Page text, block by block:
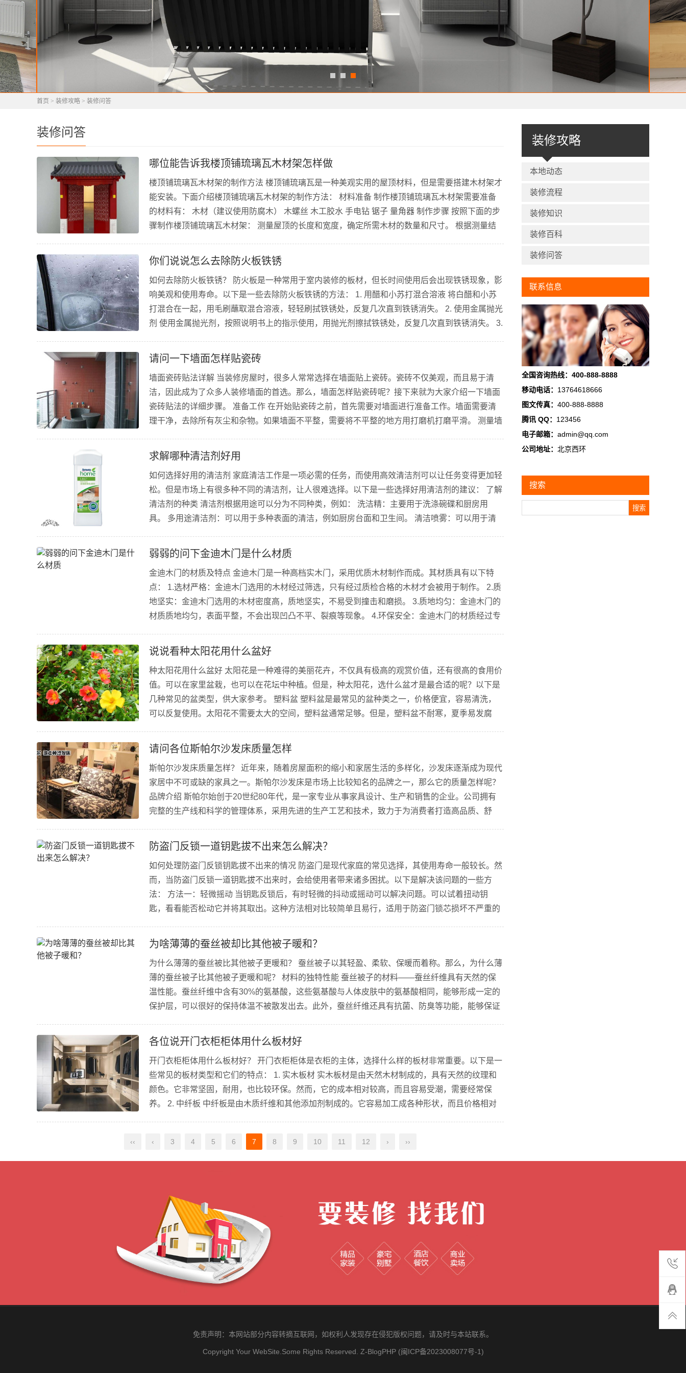
首页 > 装修攻略 > 装修问答
装修攻略
本地动态
装修流程
装修知识
装修百科
装修问答
联系信息
全国咨询热线：400-888-8888
移动电话： 13764618666
图文传真： 400-888-8888
腾讯 QQ： 123456
电子邮箱： admin@qq.com
公司地址： 北京西环
搜索
装修问答
哪位能告诉我楼顶铺琉璃瓦木材架怎样做
楼顶铺琉璃瓦木材架的制作方法 楼顶铺琉璃瓦是一种美观实用的屋顶材料，但是需要搭建木材架才
能安装。下面介绍楼顶铺琉璃瓦木材架的制作方法： 材料准备 制作楼顶铺琉璃瓦木材架需要准备
的材料有： 木材（建议使用防腐木） 木螺丝 木工胶水 手电钻 锯子 量角器 制作步骤 按照下面的步
骤制作楼顶铺琉璃瓦木材架： 测量屋顶的长度和宽度，确定所需木材的数量和尺寸。 根据测量结
你们说说怎么去除防火板铁锈
如何去除防火板铁锈？ 防火板是一种常用于室内装修的板材，但长时间使用后会出现铁锈现象，影
响美观和使用寿命。以下是一些去除防火板铁锈的方法： 1. 用醋和小苏打混合溶液 将白醋和小苏
打混合在一起，用毛刷蘸取混合溶液，轻轻刷拭铁锈处，反复几次直到铁锈消失。 2. 使用金属抛光
剂 使用金属抛光剂，按照说明书上的指示使用，用抛光剂擦拭铁锈处，反复几次直到铁锈消失。 3.
干净，...
请问一下墙面怎样贴瓷砖
墙面瓷砖贴法详解 当装修房屋时，很多人常常选择在墙面贴上瓷砖。瓷砖不仅美观，而且易于清
洁，因此成为了众多人装修墙面的首选。那么，墙面怎样贴瓷砖呢？接下来就为大家介绍一下墙面
瓷砖贴法的详细步骤。 准备工作 在开始贴瓷砖之前，首先需要对墙面进行准备工作。墙面需要清
理干净，去除所有灰尘和杂物。如果墙面不平整，需要将不平整的地方用打磨机打磨平滑。 测量墙
局，确定瓷砖的位置和数量。...
求解哪种清洁剂好用
如何选择好用的清洁剂 家庭清洁工作是一项必需的任务，而使用高效清洁剂可以让任务变得更加轻
松。但是市场上有很多种不同的清洁剂，让人很难选择。以下是一些选择好用清洁剂的建议： 了解
清洁剂的种类 清洁剂根据用途可以分为不同种类，例如： 洗洁精：主要用于洗涤碗碟和厨房用
具。 多用途清洁剂：可以用于多种表面的清洁，例如厨房台面和卫生间。 清洁喷雾：可以用于清
素...
弱弱的问下金迪木门是什么材质
金迪木门的材质及特点 金迪木门是一种高档实木门，采用优质木材制作而成。其材质具有以下特
点： 1.选材严格：金迪木门选用的木材经过筛选，只有经过质检合格的木材才会被用于制作。 2.质
地坚实：金迪木门选用的木材密度高，质地坚实，不易受到撞击和磨损。 3.质地均匀：金迪木门的
材质质地均匀，表面平整，不会出现凹凸不平、裂痕等现象。 4.环保安全：金迪木门的材质经过专
桃四种。...
说说看种太阳花用什么盆好
种太阳花用什么盆好 太阳花是一种难得的美丽花卉，不仅具有极高的观赏价值，还有很高的食用价
值。可以在家里盆栽，也可以在花坛中种植。但是，种太阳花，选什么盆才是最合适的呢？以下是
几种常见的盆类型，供大家参考。 塑料盆 塑料盆是最常见的盆种类之一，价格便宜，容易清洗，
可以反复使用。太阳花不需要太大的空间，塑料盆通常足够。但是，塑料盆不耐寒，夏季易发腐
种植的观赏性。但是，陶瓷盆...
请问各位斯帕尔沙发床质量怎样
斯帕尔沙发床质量怎样？ 近年来，随着房屋面积的缩小和家居生活的多样化，沙发床逐渐成为现代
家居中不可或缺的家具之一。斯帕尔沙发床是市场上比较知名的品牌之一，那么它的质量怎样呢？
品牌介绍 斯帕尔始创于20世纪80年代，是一家专业从事家具设计、生产和销售的企业。公司拥有
完整的生产线和科学的管理体系，采用先进的生产工艺和技术，致力于为消费者打造高品质、舒
特点是材料环保、做工精...
防盗门反锁一道钥匙拔不出来怎么解决？
如何处理防盗门反锁钥匙拔不出来的情况 防盗门是现代家庭的常见选择，其使用寿命一般较长。然
而，当防盗门反锁一道钥匙拔不出来时，会给使用者带来诸多困扰。以下是解决该问题的一些方
法： 方法一：轻微摇动 当钥匙反锁后，有时轻微的抖动或摇动可以解决问题。可以试着扭动钥
匙，看看能否松动它并将其取出。这种方法相对比较简单且易行，适用于防盗门锁芯损坏不严重的
油涂抹于钥匙上，反复试着扭动...
为啥薄薄的蚕丝被却比其他被子暖和？
为什么薄薄的蚕丝被比其他被子更暖和？ 蚕丝被子以其轻盈、柔软、保暖而着称。那么，为什么薄
薄的蚕丝被子比其他被子更暖和呢？ 材料的独特性能 蚕丝被子的材料——蚕丝纤维具有天然的保
温性能。蚕丝纤维中含有30%的氨基酸，这些氨基酸与人体皮肤中的氨基酸相同，能够形成一定的
保护层，可以很好的保持体温不被散发出去。此外，蚕丝纤维还具有抗菌、防臭等功能，能够保证
才能保证质量。首先，需...
各位说开门衣柜柜体用什么板材好
开门衣柜柜体用什么板材好？ 开门衣柜柜体是衣柜的主体，选择什么样的板材非常重要。以下是一
些常见的板材类型和它们的特点： 1. 实木板材 实木板材是由天然木材制成的，具有天然的纹理和
颜色。它非常坚固，耐用，也比较环保。然而，它的成本相对较高，而且容易受潮，需要经常保
养。 2. 中纤板 中纤板是由木质纤维和其他添加剂制成的。它容易加工成各种形状，而且价格相对
‹‹ ‹ 3 4 5 6 7 8 9 10 11 12 › ››
免责声明：本网站部分内容转摘互联网，如权利人发现存在侵犯版权问题，请及时与本站联系。
Copyright Your WebSite.Some Rights Reserved. Z-BlogPHP (闽ICP备2023008077号-1)